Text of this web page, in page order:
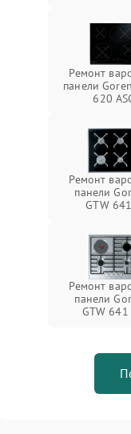
Ремонт
панели
620
Ремонт
панели
GTW
Ремонт
панели
GTW 641